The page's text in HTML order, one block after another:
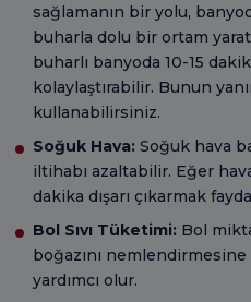
sağlamanın bir yolu,
buharla dolu bir ortam
buharlı banyoda 10-15
kolaylaştırabilir. Bunun
kullanabilirsiniz.
Soğuk Hava: Soğuk hava
iltihabı azaltabilir. Eğer
dakika dışarı çıkarmak
Bol Sıvı Tüketimi: Bol
boğazını
yardımcı olur.